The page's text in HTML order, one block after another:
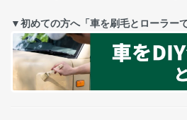
▼初めての方へ「車を刷毛とローラー